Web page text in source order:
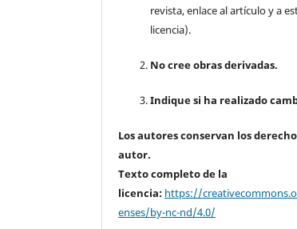
revista, enlace al artículo y a
licencia).
No cree obras derivadas.
Indique si ha realizado
Los autores conservan los
autor.
Texto completo de la
licencia: https://
enses/by-nc-nd/4.0/